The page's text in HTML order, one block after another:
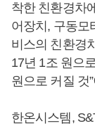
착한 친환경차
어장치, 구동모
비스의 친환경
17년 1조 원으
원으로 커질 것
한온시스템,